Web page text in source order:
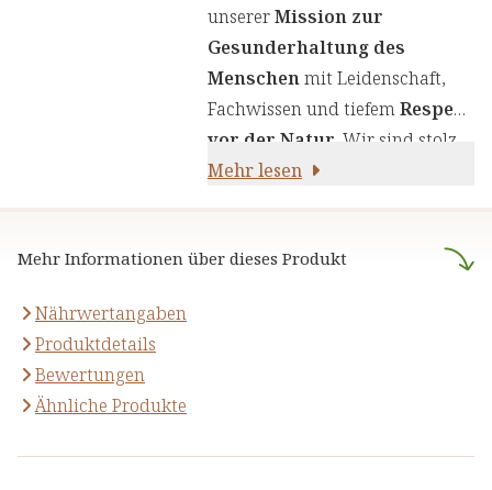
Makronährstoffen bei.
einen genauen Auswahlprozess
unserer Inhaltsstoffe, um Ihnen
sorgfältig zusammengestellte
Produkte zu liefern. Wir nutzen
die Kraft von Kräutern,
Pflanzenstoffen und anderen
Wohlbefinden.
Mehr Informationen über dieses Produkt
Nährwertangaben
Produktdetails
Bewertungen
Ähnliche Produkte
unsererMission zur
Gesunderhaltung des
Menschenmit Leidenschaft,
Fachwissen und tiefemRespekt
vor der Natur . Wir sind stolz
darauf,naturreine Produkte
stützen.
Mehr lesen